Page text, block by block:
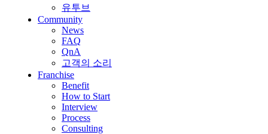
유투브
Community
News
FAQ
QnA
고객의 소리
Franchise
Benefit
How to Start
Interview
Process
Consulting